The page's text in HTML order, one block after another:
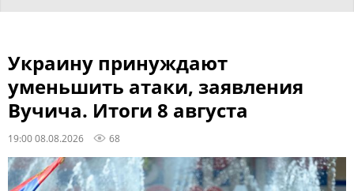
Украину принуждают
уменьшить атаки, заявления
Вучича. Итоги 8 августа
19:00 08.08.2026 68